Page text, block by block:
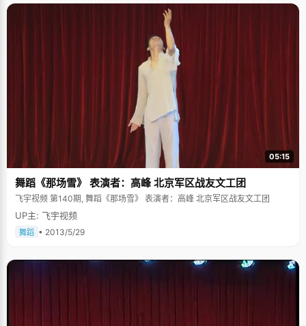
05:15
舞蹈《那场雪》 表演者：高峰 北京军区战友文工团
飞宇视频 第140期, 舞蹈《那场雪》 表演者：高峰 北京军区战友文工团
UP主: 飞宇视频
舞蹈 • 2013/5/29